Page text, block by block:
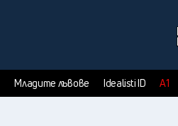
Младите лъвове Idealisti ID А1